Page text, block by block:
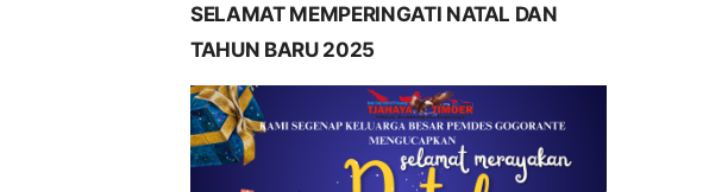
SELAMAT MEMPERINGATI NATAL DAN
TAHUN BARU 2025